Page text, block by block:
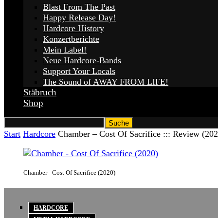
Blast From The Past
Happy Release Day!
Hardcore History
Konzertberichte
Mein Label!
Neue Hardcore-Bands
Support Your Locals
The Sound of AWAY FROM LIFE!
Stäbruch
Shop
Start Hardcore Chamber – Cost Of Sacrifice ::: Review
Chamber - Cost Of Sacrifice (2020)
HARDCORE